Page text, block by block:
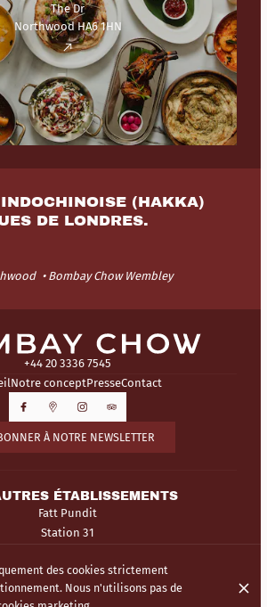
The Dr
Northwood HA6 1HN
(HAKKA)
DE LONDRES.
Bombay Chow Wembley
+44 20 3336 7545
Notre conceptPresseContact
À NOTRE NEWSLETTER
ÉTABLISSEMENTS
Fatt Pundit
Station 31
© Bombay Chow 2026
des données Paramètres des cookies
des cookies strictement
Nous n'utilisons pas de